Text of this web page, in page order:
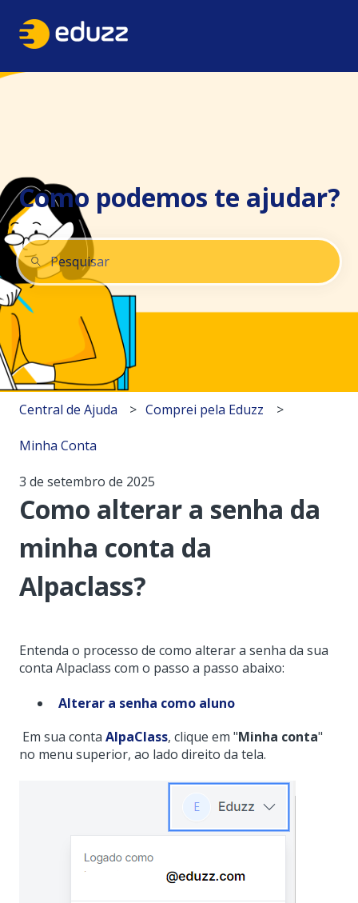
Como podemos te ajudar?
Não há sugestões porque o campo de pesquisa está
Central de Ajuda Comprei pela Eduzz
Minha Conta
3 de setembro de 2025
Como alterar a senha da
minha conta da
Alpaclass?
Entenda o processo de como alterar a senha da sua
conta Alpaclass com o passo a passo abaixo:
Alterar a senha como aluno
Em sua conta AlpaClass, clique em "Minha conta"
no menu superior, ao lado direito da tela.